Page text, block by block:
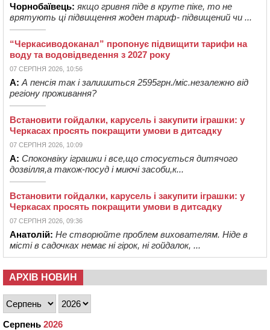
Чорнобаївець: якщо гривня піде в круте піке, то не
врятують ці підвищення жоден тариф- підвищений чи ...
“Черкасиводоканал” пропонує підвищити тарифи на
воду та водовідведення з 2027 року
07 СЕРПНЯ 2026, 10:56
А: А пенсія так і залишиться 2595грн./міс.незалежно від
регіону проживання?
Встановити гойдалки, карусель і закупити іграшки: у
Черкасах просять покращити умови в дитсадку
07 СЕРПНЯ 2026, 10:09
А: Споконвіку іграшки і все,що стосується дитячого
дозвілля,а також-посуд і миючі засоби,к...
Встановити гойдалки, карусель і закупити іграшки: у
Черкасах просять покращити умови в дитсадку
07 СЕРПНЯ 2026, 09:36
Анатолій: Не створюйте проблем вихователям. Ніде в
місті в садочках немає ні гірок, ні гойдалок, ...
АРХІВ НОВИН
Серпень 2026